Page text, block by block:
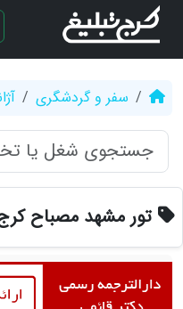
سفر و گردشگری
تور مشهد مصباح